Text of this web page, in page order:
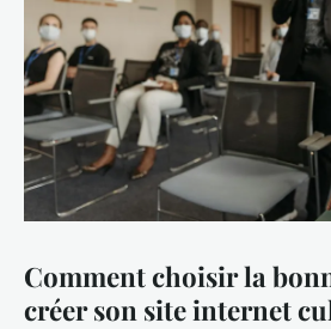
Comment choisir la
créer son site internet